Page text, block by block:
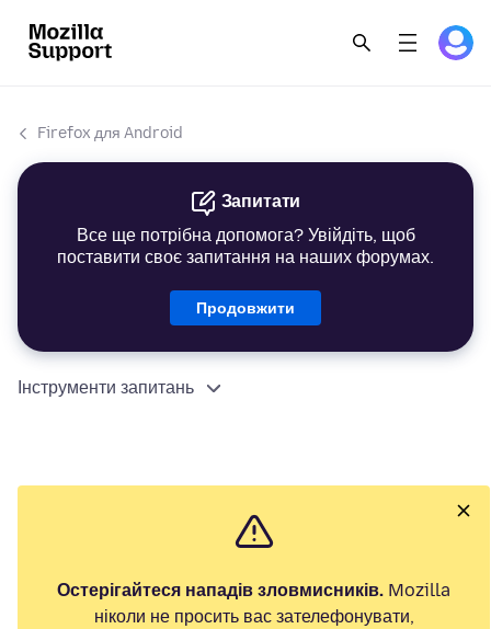
Firefox для Android
Запитати
Все ще потрібна допомога? Увійдіть, щоб
поставити своє запитання на наших форумах.
Продовжити
Інструменти запитань
Остерігайтеся нападів зловмисників. Mozilla
ніколи не просить вас зателефонувати,